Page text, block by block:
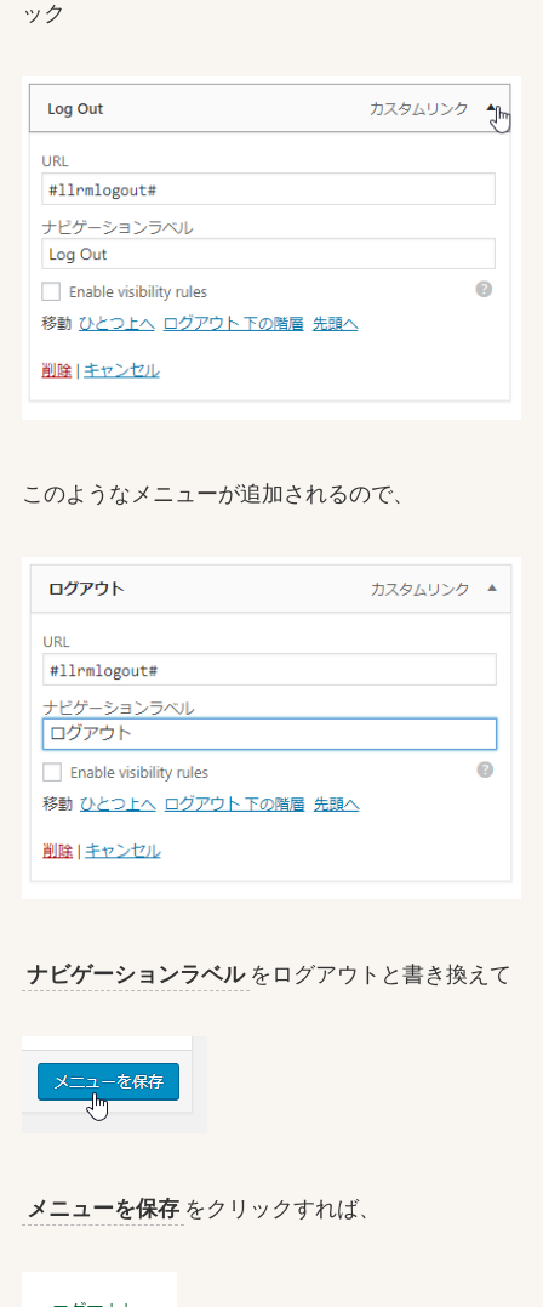
ック
このようなメニューが追加されるので、
ナビゲーションラベル をログアウトと書き換えて
メニューを保存 をクリックすれば、